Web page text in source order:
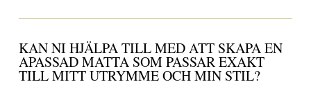
KAN NI HJÄLPA TILL MED ATT SKAPA EN
APASSAD MATTA SOM PASSAR EXAKT
TILL MITT UTRYMME OCH MIN STIL?